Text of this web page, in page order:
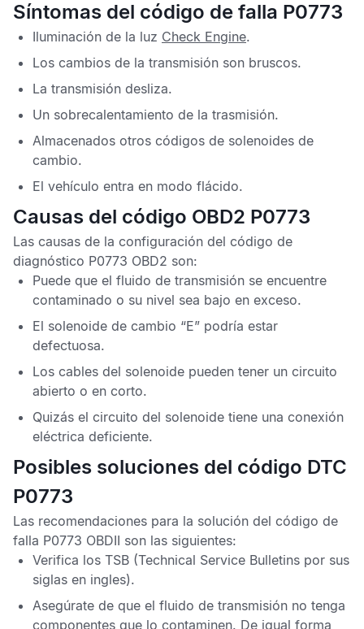
Síntomas del código de falla P0773
Iluminación de la luz Check Engine.
Los cambios de la transmisión son bruscos.
La transmisión desliza.
Un sobrecalentamiento de la trasmisión.
Almacenados otros códigos de solenoides de
cambio.
El vehículo entra en modo flácido.
Causas del código OBD2 P0773
Las causas de la configuración del código de
diagnóstico P0773 OBD2 son:
Puede que el fluido de transmisión se encuentre
contaminado o su nivel sea bajo en exceso.
El solenoide de cambio “E” podría estar
defectuosa.
Los cables del solenoide pueden tener un circuito
abierto o en corto.
Quizás el circuito del solenoide tiene una conexión
eléctrica deficiente.
Posibles soluciones del código DTC
P0773
Las recomendaciones para la solución del código de
falla P0773 OBDII son las siguientes:
Verifica los TSB (Technical Service Bulletins por sus
siglas en ingles).
Asegúrate de que el fluido de transmisión no tenga
componentes que lo contaminen. De igual forma